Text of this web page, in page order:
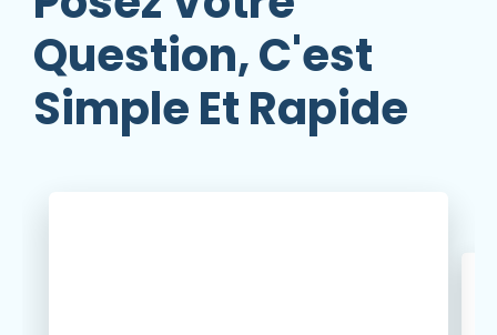
Question, C'est
Simple Et Rapide